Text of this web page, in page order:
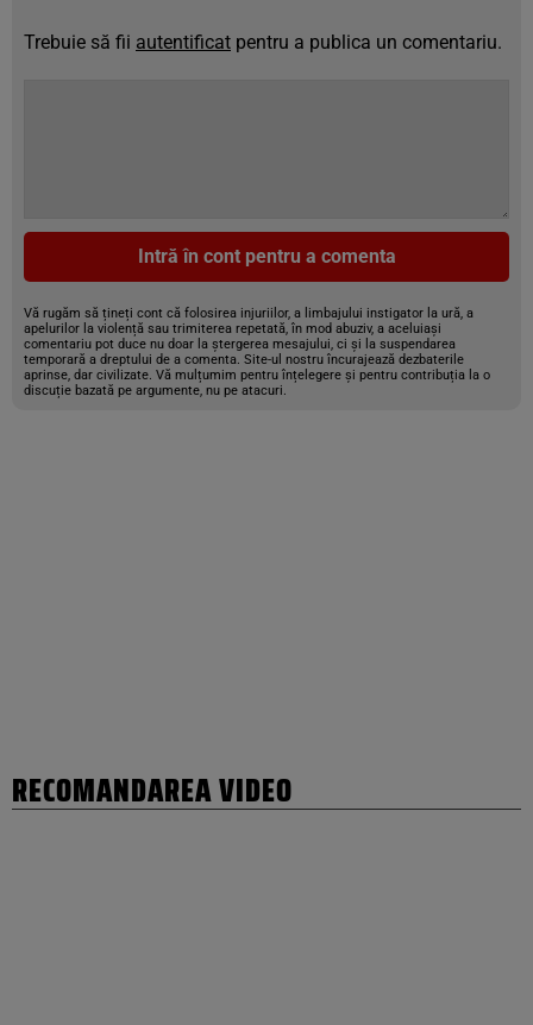
Trebuie să fii autentificat pentru a publica un comentariu.
Intră în cont pentru a comenta
Vă rugăm să țineți cont că folosirea injuriilor, a limbajului instigator la ură, a
apelurilor la violență sau trimiterea repetată, în mod abuziv, a aceluiași
comentariu pot duce nu doar la ștergerea mesajului, ci și la suspendarea
temporară a dreptului de a comenta. Site-ul nostru încurajează dezbaterile
aprinse, dar civilizate. Vă mulțumim pentru înțelegere și pentru contribuția la o
discuție bazată pe argumente, nu pe atacuri.
RECOMANDAREA VIDEO